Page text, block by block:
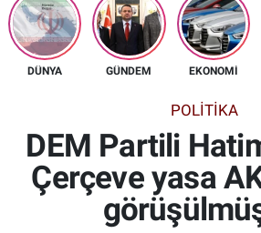
DÜNYA GÜNDEM EKONOMİ
POLİTİKA
DEM Partili
Çerçeve yasa